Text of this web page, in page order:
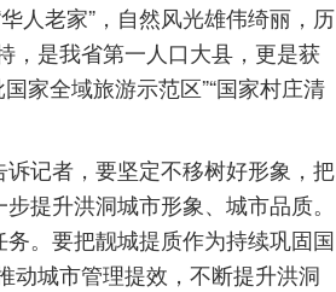
老家”，自然风光雄伟绮丽，历
，是我省第一人口大县，更是获
家全域旅游示范区”“国家村庄清
记者，要坚定不移树好形象，把
提升洪洞城市形象、城市品质。
。要把靓城提质作为持续巩固国
动城市管理提效，不断提升洪洞